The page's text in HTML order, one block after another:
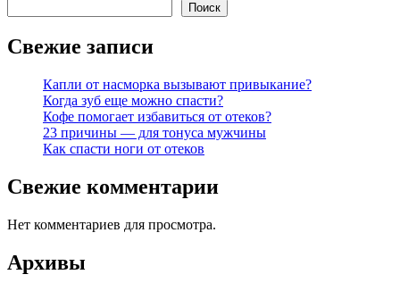
Поиск
Свежие записи
Капли от насморка вызывают привыкание?
Когда зуб еще можно спасти?
Кофе помогает избавиться от отеков?
23 причины — для тонуса мужчины
Как спасти ноги от отеков
Свежие комментарии
Нет комментариев для просмотра.
Архивы